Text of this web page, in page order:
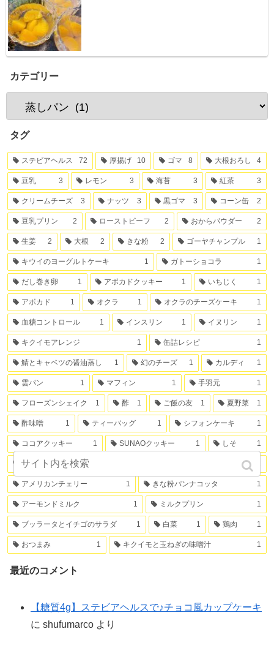
カテゴリー
タグ
ステビアヘルス 72 厚揚げ 10 ゴマ 8 大根おろし 4
豆乳 3 レモン 3 海苔 3 紅茶 3
クリームチーズ 3 ナッツ 3 黒ゴマ 3 コーン缶 2
豆乳プリン 2 ローストビーフ 2 おからパウダー 2
生姜 2 大根 2 きな粉 2 ゴーヤチャンプル 1
キウイのヨーグルトケーキ 1 ガトーショコラ 1
だし巻き卵 1 アボカドクッキー 1 いちじく 1
アボカド 1 オクラ 1 オクラのチーズケーキ 1
血糖コントロール 1 インスリン 1 イヌリン 1
キクイモアレンジ 1 缶詰レシピ 1
鯖とキャベツの醤油蒸し 1 幻のチーズ 1 カルディ 1
雲パン 1 マフィン 1 手羽元 1
フローズンシェイク 1 酢 1 ご飯の友 1 夏野菜 1
酢味噌 1 ティーバッグ 1 シフォンケーキ 1
ココアクッキー 1 SUNAOクッキー 1 しそ 1
トウモロコシ
アメリカンチェリー 1 きな粉パンナコッタ 1
アーモンドミルク 1 ミルクプリン 1
ブッラータとイチゴのサラダ 1 白菜 1 鶏肉 1
おつまみ 1 キクイモと玉ねぎの味噌汁 1
最近のコメント
【糖質4g】ステビアヘルスで♪チョコ風カップケーキ
に shufumarco より